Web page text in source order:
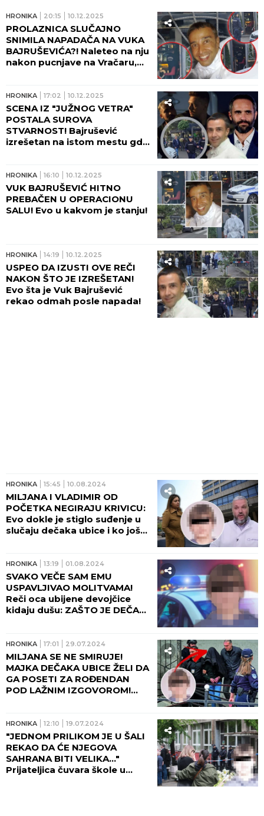
HRONIKA 20:15 10.12.2025
PROLAZNICA SLUČAJNO
SNIMILA NAPADAČA NA VUKA
BAJRUŠEVIĆA?! Naleteo na nju
nakon pucnjave na Vračaru,
HRONIKA 17:02 10.12.2025
SCENA IZ "JUŽNOG VETRA"
POSTALA SUROVA
STVARNOST! Bajrušević
izrešetan na istom mestu gde
snimane u ovom kafiću na
Vračaru! (FOTO, VIDEO)
HRONIKA 16:10 10.12.2025
VUK BAJRUŠEVIĆ HITNO
PREBAČEN U OPERACIONU
SALU! Evo u kakvom je stanju!
HRONIKA 14:19 10.12.2025
USPEO DA IZUSTI OVE REČI
NAKON ŠTO JE IZREŠETAN!
Evo šta je Vuk Bajrušević
rekao odmah posle napada!
HRONIKA 15:45 10.08.2024
MILJANA I VLADIMIR OD
POČETKA NEGIRAJU KRIVICU:
Evo dokle je stiglo suđenje u
slučaju dečaka ubice i ko još
HRONIKA 13:19 01.08.2024
SVAKO VEČE SAM EMU
USPAVLJIVAO MOLITVAMA!
Reči oca ubijene devojčice
kidaju dušu: ZAŠTO JE DEČAK
HRONIKA 17:01 29.07.2024
MILJANA SE NE SMIRUJE!
MAJKA DEČAKA UBICE ŽELI DA
GA POSETI ZA ROĐENDAN
POD LAŽNIM IZGOVOROM!
HRONIKA 12:10 19.07.2024
"JEDNOM PRILIKOM JE U ŠALI
REKAO DA ĆE NJEGOVA
SAHRANA BITI VELIKA..."
Prijateljica čuvara škole u